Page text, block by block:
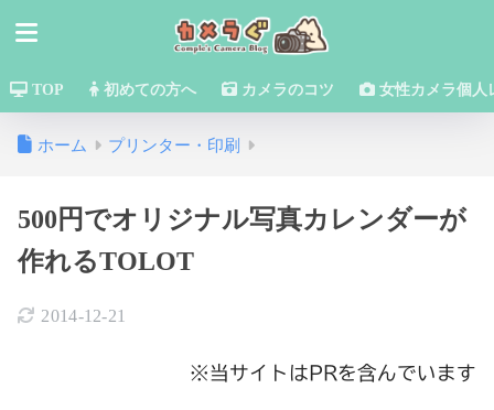
TOP 初めての方へ カメラのコツ 女性カメラ個人
ホーム プリンター・印刷
500円でオリジナル写真カレンダーが
作れるTOLOT
2014-12-21
※当サイトはPRを含んでいます